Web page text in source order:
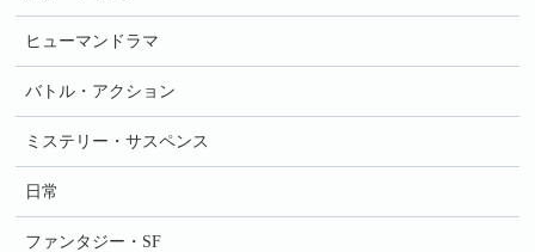
ヒューマンドラマ
バトル・アクション
ミステリー・サスペンス
日常
ファンタジー・SF